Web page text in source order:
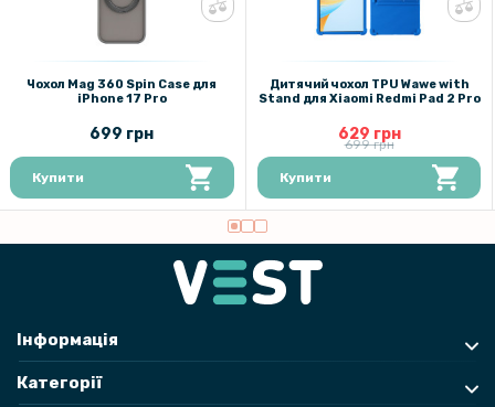
Чохол Mag 360 Spin Case для
iPhone 17 Pro
699 грн
Купити
Дитячий чохол TPU Wawe with
Stand для Xiaomi Redmi Pad 2 Pro
629 грн
699 грн
Купити
Інформація
Категорії